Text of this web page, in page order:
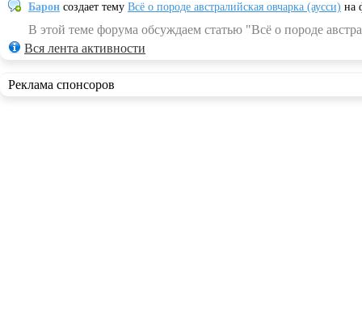
Барон создает тему Всё о породе австралийская овчарка (аусси) на
В этой теме форума обсуждаем статью "Всё о породе
Вся лента активности
Реклама спонсоров